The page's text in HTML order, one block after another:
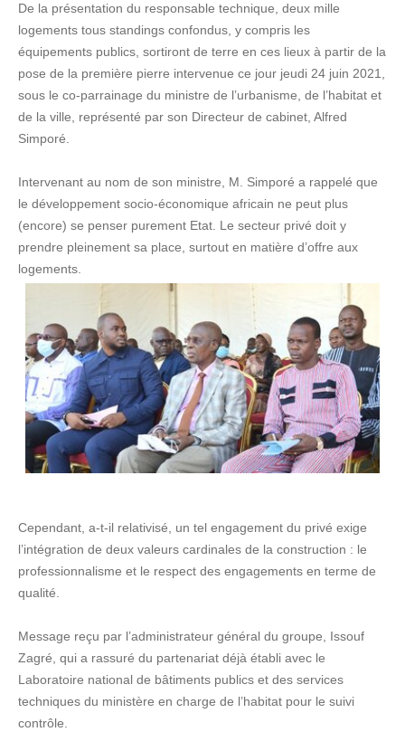
De la présentation du responsable technique, deux mille
logements tous standings confondus, y compris les
équipements publics, sortiront de terre en ces lieux à partir de la
pose de la première pierre intervenue ce jour jeudi 24 juin 2021,
sous le co-parrainage du ministre de l’urbanisme, de l’habitat et
de la ville, représenté par son Directeur de cabinet, Alfred
Simporé.
Intervenant au nom de son ministre, M. Simporé a rappelé que
le développement socio-économique africain ne peut plus
(encore) se penser purement Etat. Le secteur privé doit y
prendre pleinement sa place, surtout en matière d’offre aux
logements.
Cependant, a-t-il relativisé, un tel engagement du privé exige
l’intégration de deux valeurs cardinales de la construction : le
professionnalisme et le respect des engagements en terme de
qualité.
Message reçu par l’administrateur général du groupe, Issouf
Zagré, qui a rassuré du partenariat déjà établi avec le
Laboratoire national de bâtiments publics et des services
techniques du ministère en charge de l’habitat pour le suivi
contrôle.